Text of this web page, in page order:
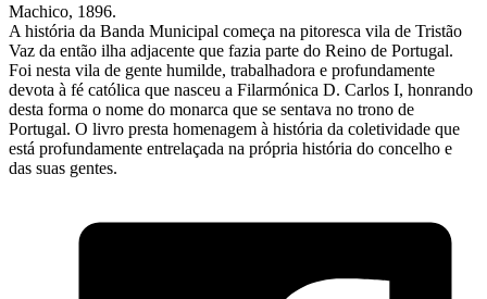
Machico, 1896.
A história da Banda Municipal começa na pitoresca vila de Tristão
Vaz da então ilha adjacente que fazia parte do Reino de Portugal.
Foi nesta vila de gente humilde, trabalhadora e profundamente
devota à fé católica que nasceu a Filarmónica D. Carlos I, honrando
desta forma o nome do monarca que se sentava no trono de
Portugal. O livro presta homenagem à história da coletividade que
está profundamente entrelaçada na própria história do concelho e
das suas gentes.